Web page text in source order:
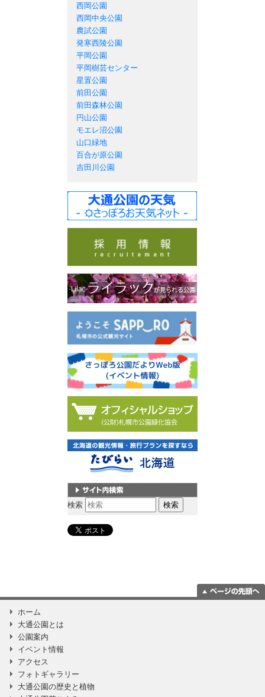
西岡公園
西岡中央公園
農試公園
発寒西陵公園
平岡公園
平岡樹芸センター
星置公園
前田公園
前田森林公園
円山公園
モエレ沼公園
山口緑地
百合が原公園
吉田川公園
サイト内検索
検索
ホーム
大通公園とは
公園案内
イベント情報
アクセス
フォトギャラリー
大通公園の歴史と植物